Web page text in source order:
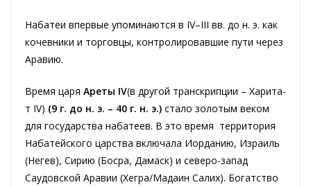
Набатеи впервые упоминаются в IV–III вв. до н. э. как
кочевники и торговцы, контролировавшие пути через
Аравию.
Время царя Ареты IV(в другой транскрипции – Ха­ри­та­
т IV) (9 г. до н. э. – 40 г. н. э.) стало золотым веком
для государства набатеев. В это время территория
Набатейского царства включала Иорданию, Израиль
(Негев), Сирию (Босра, Дамаск) и северо-запад
Саудовской Аравии (Хегра/Мадаин Салих). Богатство